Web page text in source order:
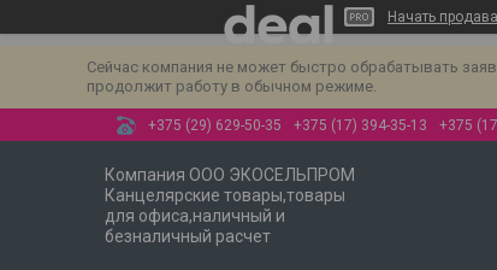
Начать
Сейчас компания не может быстро обрабатывать
продолжит работу в обычном режиме.
+375 (29) 629-50-35 +375 (17) 394-35-13 +375
Компания ООО ЭКОСЕЛЬПРОМ
Канцелярские товары,товары
для офиса,наличный и
безналичный расчет